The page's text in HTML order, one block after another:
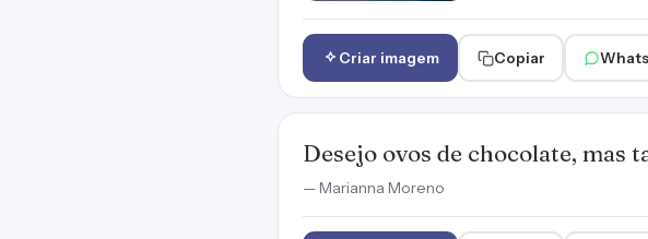
Criar imagem Copiar
Desejo ovos de chocolate, mas
— Marianna Moreno